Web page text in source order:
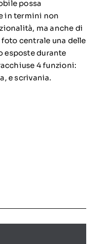
possa
in termini non
ma anche di
centrale una delle
esposte durante
4 funzioni:
e scrivania.